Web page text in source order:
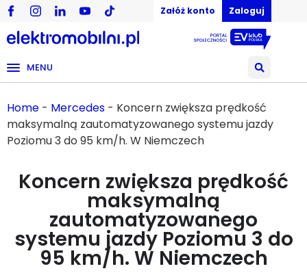
Załóż konto Zaloguj
MENU
Home - Mercedes - Koncern zwiększa prędkość
maksymalną zautomatyzowanego systemu jazdy
Poziomu 3 do 95 km/h. W Niemczech
Koncern zwiększa prędkość
maksymalną
zautomatyzowanego
systemu jazdy Poziomu 3 do
95 km/h. W Niemczech